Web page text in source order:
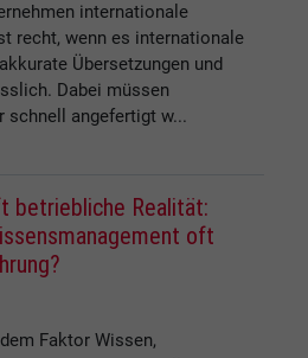
internationale
recht, wenn es internationale
Übersetzungen und
Dabei müssen
schnell angefertigt w...
betriebliche Realität:
oft
Faktor Wissen,